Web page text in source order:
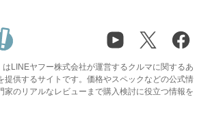
LINEヤフー株式会社が運営するクルマに関するあ
提供するサイトです。価格やスペックなどの公式情
家のリアルなレビューまで購入検討に役立つ情報を